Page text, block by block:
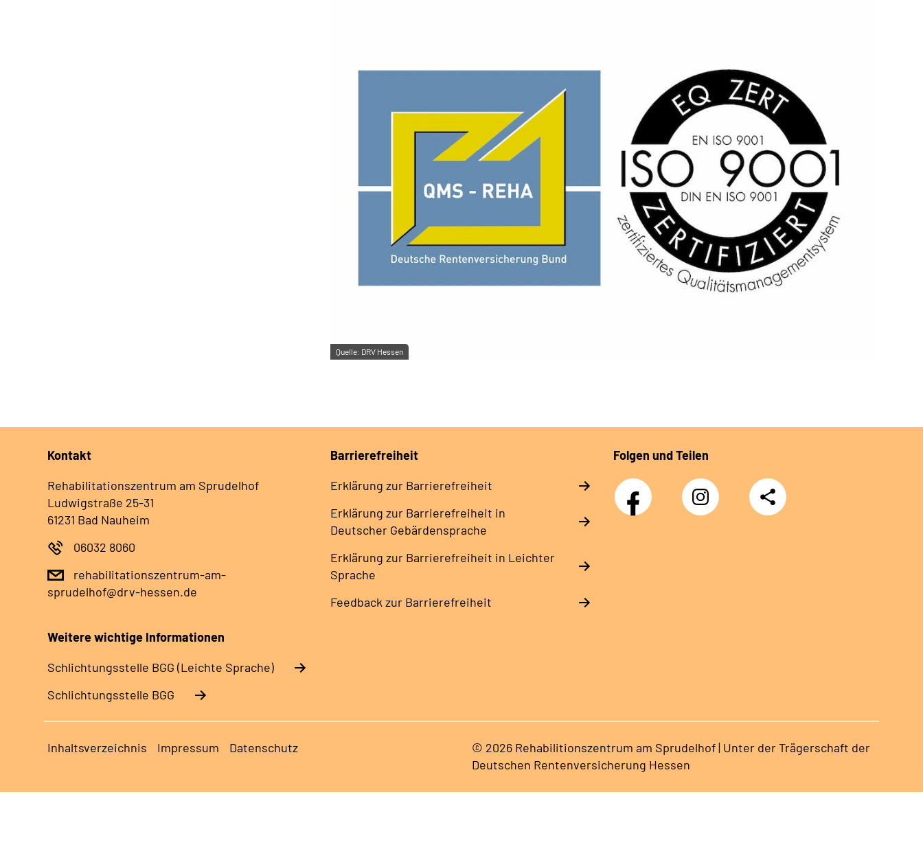
Quelle: DRV Hessen
Kontakt
Rehabilitationszentrum am Sprudelhof
Ludwigstraße 25-31
61231 Bad Nauheim
06032 8060
rehabilitationszentrum-am-
sprudelhof@drv-hessen.de
Barrierefreiheit
Erklärung zur Barrierefreiheit
Erklärung zur Barrierefreiheit in
Deutscher Gebärdensprache
Erklärung zur Barrierefreiheit in Leichter
Sprache
Feedback zur Barrierefreiheit
Folgen und Teilen
Facebook-
Kanal
Instagram-
Kanal
Teilen
Weitere wichtige Informationen
Schlich­tungs­stel­le BGG (Leichte Sprache)
Schlich­tungs­stel­le BGG
Inhaltsverzeichnis Impressum Datenschutz
© 2026 Rehabilitionszentrum am Sprudelhof | Unter der Trägerschaft der
Deutschen Rentenversicherung Hessen